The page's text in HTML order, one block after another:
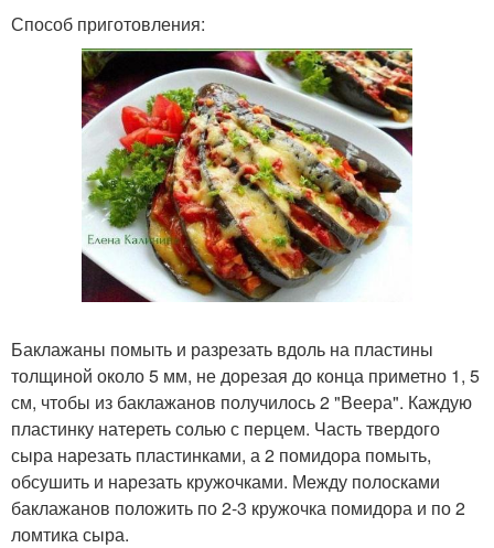
Способ приготовления:
Баклажаны помыть и разрезать вдоль на пластины
толщиной около 5 мм, не дорезая до конца приметно 1, 5
см, чтобы из баклажанов получилось 2 "Веера". Каждую
пластинку натереть солью с перцем. Часть твердого
сыра нарезать пластинками, а 2 помидора помыть,
обсушить и нарезать кружочками. Между полосками
баклажанов положить по 2-3 кружочка помидора и по 2
ломтика сыра.